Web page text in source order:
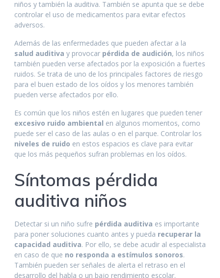
niños y también la auditiva. También se apunta que se debe
controlar el uso de medicamentos para evitar efectos
adversos.
Además de las enfermedades que pueden afectar a la
salud auditiva y provocar pérdida de audición, los niños
también pueden verse afectados por la exposición a fuertes
ruidos. Se trata de uno de los principales factores de riesgo
para el buen estado de los oídos y los menores también
pueden verse afectados por ello.
Es común que los niños estén en lugares que pueden tener
excesivo ruido ambiental en algunos momentos, como
puede ser el caso de las aulas o en el parque. Controlar los
niveles de ruido en estos espacios es clave para evitar
que los más pequeños sufran problemas en los oídos.
Síntomas pérdida
auditiva niños
Detectar si un niño sufre pérdida auditiva es importante
para poner soluciones cuanto antes y pueda recuperar la
capacidad auditiva. Por ello, se debe acudir al especialista
en caso de que no responda a estímulos sonoros.
También pueden ser señales de alerta el retraso en el
desarrollo del habla o un bajo rendimiento escolar.